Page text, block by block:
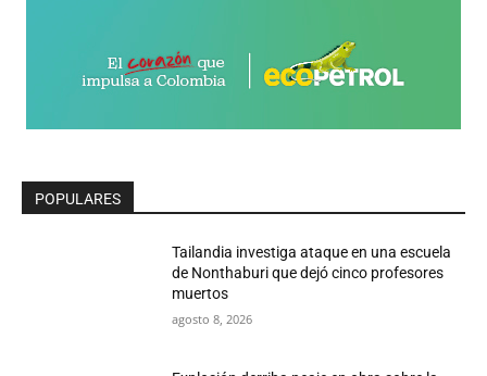
POPULARES
Tailandia investiga ataque en una escuela
de Nonthaburi que dejó cinco profesores
muertos
agosto 8, 2026